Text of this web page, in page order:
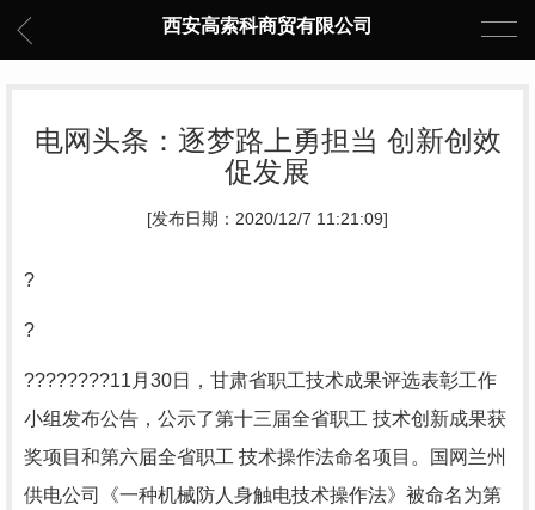
西安高索科商贸有限公司
电网头条：逐梦路上勇担当 创新创效
促发展
[发布日期：2020/12/7 11:21:09]
?
?
????????11月30日，甘肃省职工技术成果评选表彰工作
小组发布公告，公示了第十三届全省职工 技术创新成果获
奖项目和第六届全省职工 技术操作法命名项目。国网兰州
供电公司《一种机械防人身触电技术操作法》被命名为第